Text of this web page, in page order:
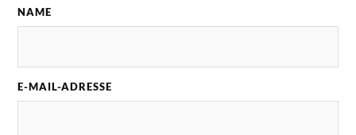
NAME
E-MAIL-ADRESSE